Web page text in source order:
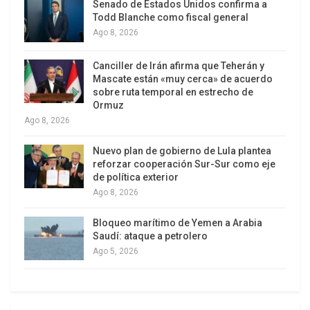
Y a veces la escena se vuelve casi surrealista,
como el otro día en la histórica
tomar un helado se encontraron rodeados de
clientes arrodillados pidiendo una bendición. Entre
vergüenzas y sonrisas, la crema y el pistacho
corrieron el riesgo de derretirse antes de ser
probados.
Senado de Estados Unidos confirma a
Todd Blanche como fiscal general
Ago 8, 2026
Canciller de Irán afirma que Teherán y
Mascate están «muy cerca» de acuerdo
sobre ruta temporal en estrecho de
Ormuz
Ago 8, 2026
Nuevo plan de gobierno de Lula plantea
reforzar cooperación Sur-Sur como eje
de política exterior
Ago 8, 2026
Bloqueo marítimo de Yemen a Arabia
Saudí: ataque a petrolero
Ago 5, 2026